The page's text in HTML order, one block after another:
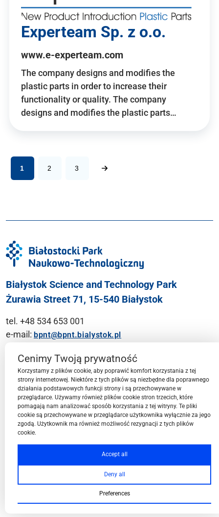
Experteam Sp. z o.o.
www.e-experteam.com
The company designs and modifies the
plastic parts in order to increase their
functionality or quality. The company
designs and modifies the plastic parts…
1 2 3
Białystok Science and Technology Park
Żurawia Street 71, 15-540 Białystok
tel. +48 534 653 001
e-mail: bpnt@bpnt.bialystok.pl
Contact
BPN-T Area
BPN-T Offer
Cenimy Twoją prywatność
Korzystamy z plików cookie, aby poprawić komfort korzystania z tej
strony internetowej. Niektóre z tych plików są niezbędne dla poprawnego
działania podstawowych funkcji strony i są przechowywane w
przeglądarce. Używamy również plików cookie stron trzecich, które
pomagają nam analizować sposób korzystania z tej witryny. Te pliki
cookie są przechowywane w przeglądarce użytkownika wyłącznie za jego
zgodą. Użytkownik ma również możliwość rezygnacji z tych plików
cookie.
Accept all
Deny all
Preferences